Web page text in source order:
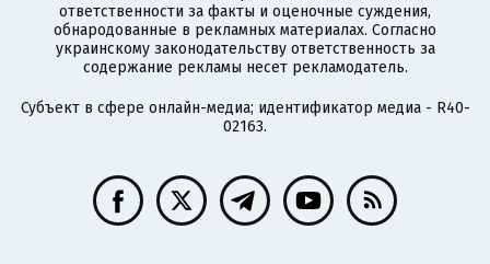
ответственности за факты и оценочные суждения,
обнародованные в рекламных материалах. Согласно
украинскому законодательству ответственность за
содержание рекламы несет рекламодатель.
Субъект в сфере онлайн-медиа; идентификатор медиа - R40-
02163.